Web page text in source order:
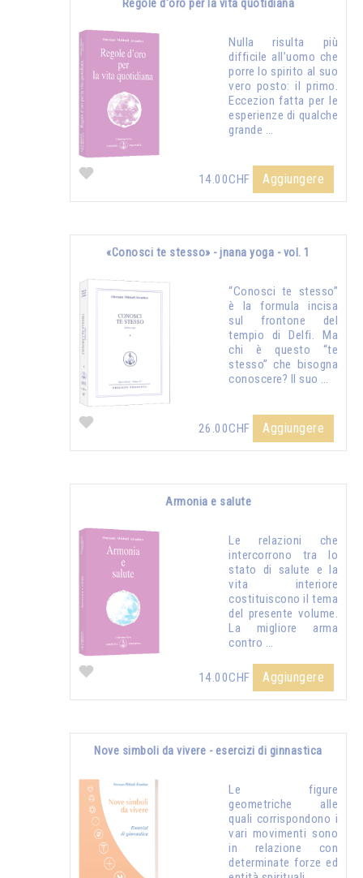
Regole d'oro per la vita quotidiana
Nulla risulta più
difficile all’uomo che
porre lo spirito al suo
vero posto: il primo.
Eccezion fatta per le
esperienze di qualche
grande …
14.00CHF Aggiungere
«Conosci te stesso» - jnana yoga - vol. 1
“Conosci te stesso”
è la formula incisa
sul frontone del
tempio di Delfi. Ma
chi è questo “te
stesso” che bisogna
conoscere? Il suo …
26.00CHF Aggiungere
Armonia e salute
Le relazioni che
intercorrono tra lo
stato di salute e la
vita interiore
costituiscono il tema
del presente volume.
La migliore arma
contro …
14.00CHF Aggiungere
Nove simboli da vivere - esercizi di ginnastica
Le figure
geometriche alle
quali corrispondono i
vari movimenti sono
in relazione con
determinate forze ed